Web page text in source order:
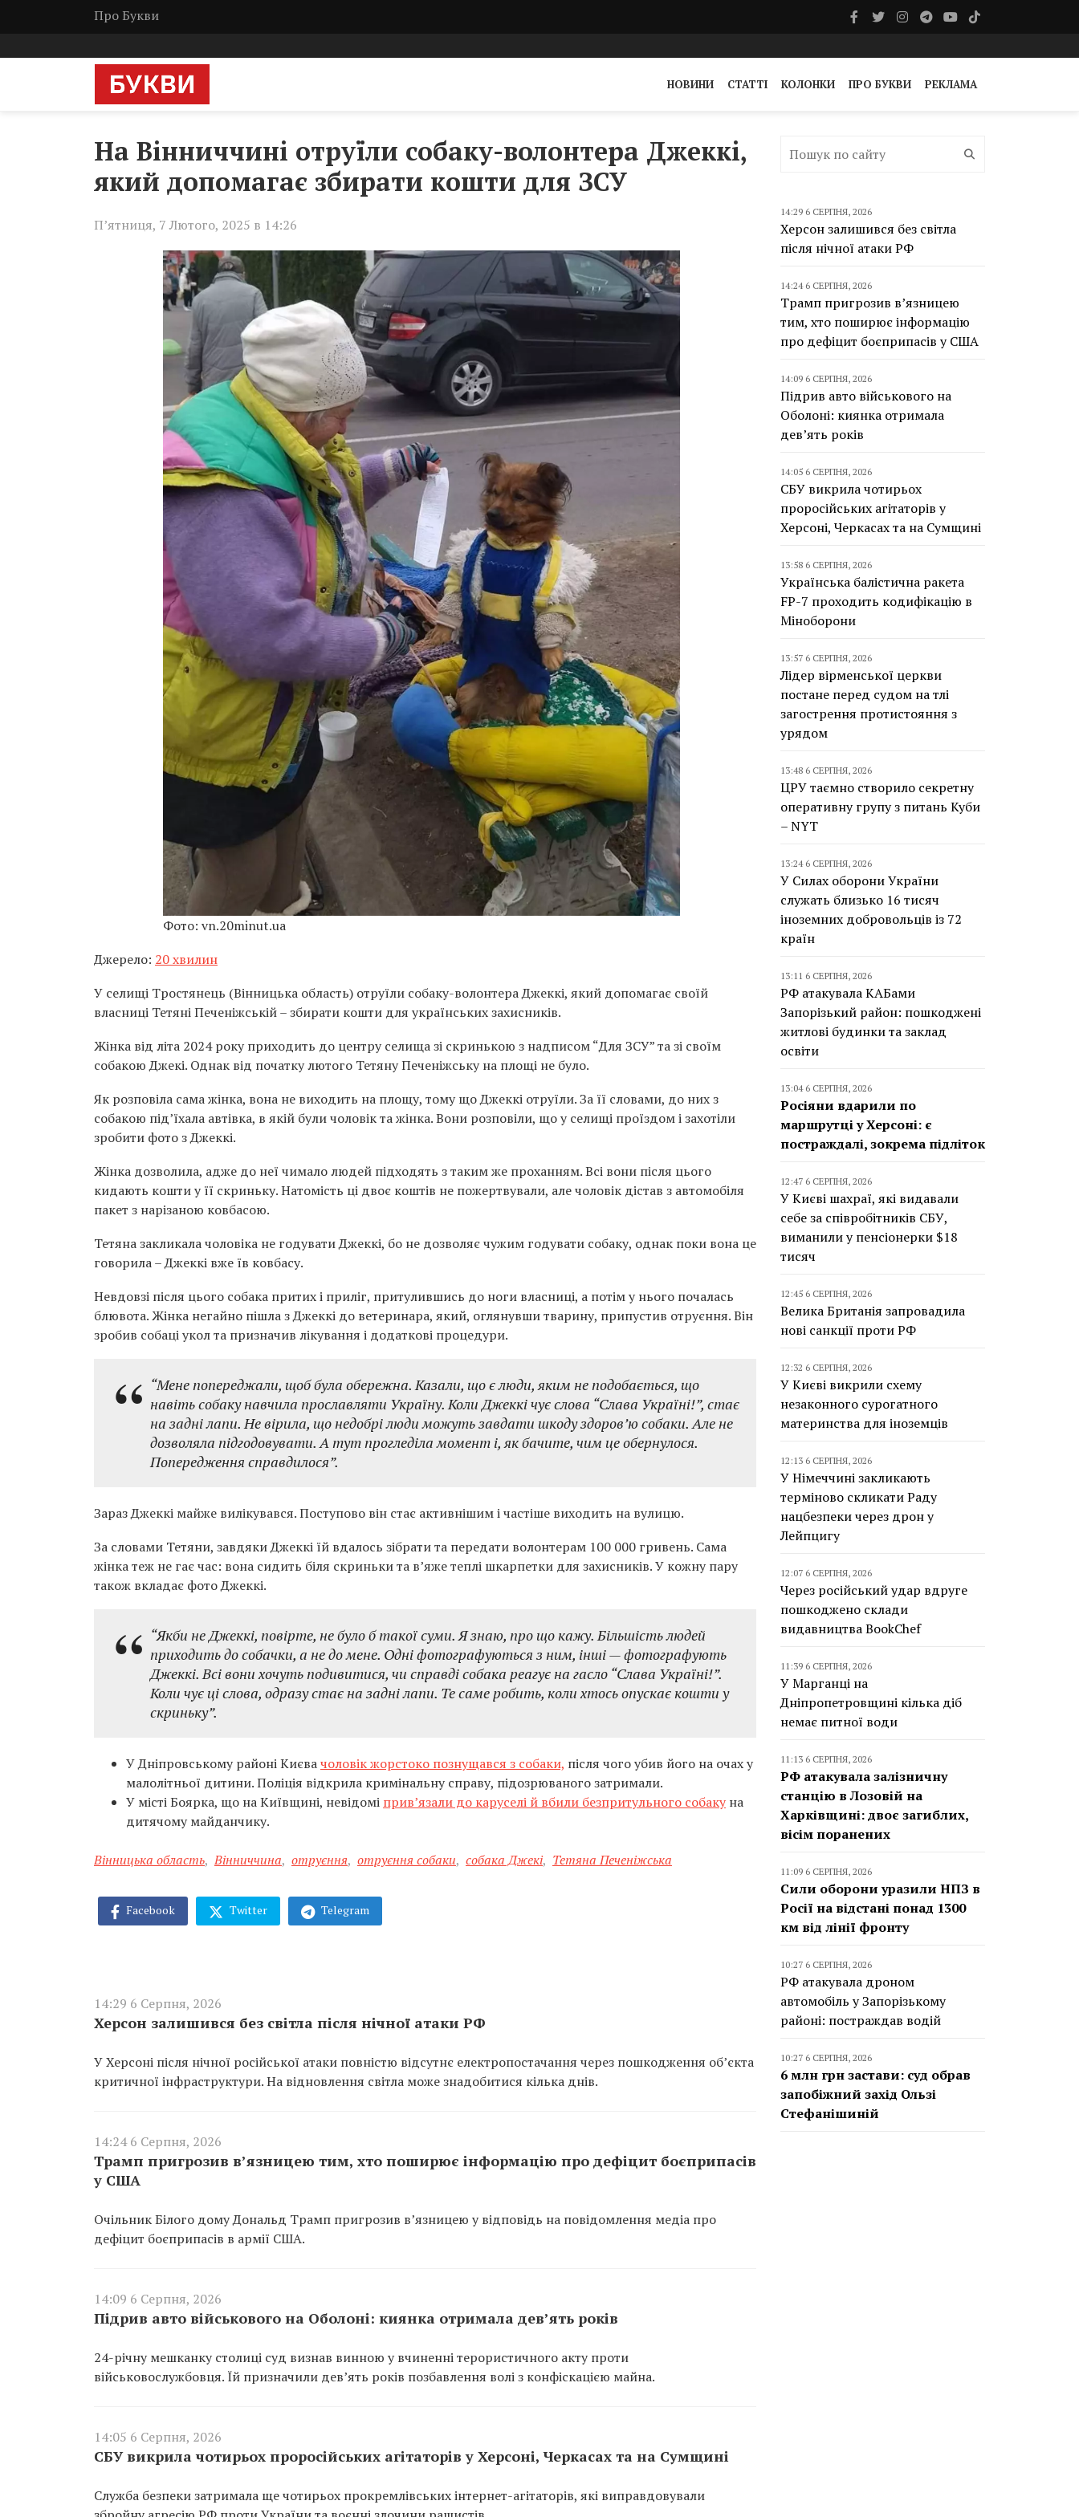
Про Букви
НОВИНИ СТАТТІ КОЛОНКИ ПРО БУКВИ РЕКЛАМА
На Вінниччині отруїли собаку-волонтера Джеккі,
який допомагає збирати кошти для ЗСУ
П’ятниця, 7 Лютого, 2025 в 14:26
Фото: vn.20minut.ua
Джерело: 20 хвилин
У селищі Тростянець (Вінницька область) отруїли собаку-волонтера Джеккі, який допомагає своїй
власниці Тетяні Печеніжській – збирати кошти для українських захисників.
Жінка від літа 2024 року приходить до центру селища зі скринькою з надписом “Для ЗСУ” та зі своїм
собакою Джекі. Однак від початку лютого Тетяну Печеніжську на площі не було.
Як розповіла сама жінка, вона не виходить на площу, тому що Джеккі отруїли. За її словами, до них з
собакою під’їхала автівка, в якій були чоловік та жінка. Вони розповіли, що у селищі проїздом і захотіли
зробити фото з Джеккі.
Жінка дозволила, адже до неї чимало людей підходять з таким же проханням. Всі вони після цього
кидають кошти у її скриньку. Натомість ці двоє коштів не пожертвували, але чоловік дістав з автомобіля
пакет з нарізаною ковбасою.
Тетяна закликала чоловіка не годувати Джеккі, бо не дозволяє чужим годувати собаку, однак поки вона це
говорила – Джеккі вже їв ковбасу.
Невдовзі після цього собака притих і приліг, притулившись до ноги власниці, а потім у нього почалась
блювота. Жінка негайно пішла з Джеккі до ветеринара, який, оглянувши тварину, припустив отруєння. Він
зробив собаці укол та призначив лікування і додаткові процедури.
“Мене попереджали, щоб була обережна. Казали, що є люди, яким не подобається, що
навіть собаку навчила прославляти Україну. Коли Джеккі чує слова “Слава Україні!”, стає
на задні лапи. Не вірила, що недобрі люди можуть завдати шкоду здоров’ю собаки. Але не
дозволяла підгодовувати. А тут прогледіла момент і, як бачите, чим це обернулося.
Попередження справдилося”.
Зараз Джеккі майже вилікувався. Поступово він стає активнішим і частіше виходить на вулицю.
За словами Тетяни, завдяки Джеккі їй вдалось зібрати та передати волонтерам 100 000 гривень. Сама
жінка теж не гає час: вона сидить біля скриньки та в’яже теплі шкарпетки для захисників. У кожну пару
також вкладає фото Джеккі.
“Якби не Джеккі, повірте, не було б такої суми. Я знаю, про що кажу. Більшість людей
приходить до собачки, а не до мене. Одні фотографуються з ним, інші — фотографують
Джеккі. Всі вони хочуть подивитися, чи справді собака реагує на гасло “Слава Україні!”.
Коли чує ці слова, одразу стає на задні лапи. Те саме робить, коли хтось опускає кошти у
скриньку”.
У Дніпровському районі Києвачоловік жорстоко познущався з собаки, після чого убив його на очах у
малолітньої дитини. Поліція відкрила кримінальну справу, підозрюваного затримали.
У місті Боярка, що на Київщині, невідомі прив’язали до каруселі й вбили безпритульного собаку на
дитячому майданчику.
Вінницька область, Вінниччина, отруєння, отруєння собаки, собака Джекі, Тетяна Печеніжська
Facebook Twitter Telegram
14:29 6 Серпня, 2026
Херсон залишився без світла після нічної атаки РФ
У Херсоні після нічної російської атаки повністю відсутнє електропостачання через пошкодження об’єкта
критичної інфраструктури. На відновлення світла може знадобитися кілька днів.
14:24 6 Серпня, 2026
Трамп пригрозив в’язницею тим, хто поширює інформацію про дефіцит боєприпасів
у США
Очільник Білого дому Дональд Трамп пригрозив в’язницею у відповідь на повідомлення медіа про
дефіцит боєприпасів в армії США.
14:09 6 Серпня, 2026
Підрив авто військового на Оболоні: киянка отримала дев’ять років
24-річну мешканку столиці суд визнав винною у вчиненні терористичного акту проти
військовослужбовця. Їй призначили дев’ять років позбавлення волі з конфіскацією майна.
14:05 6 Серпня, 2026
СБУ викрила чотирьох проросійських агітаторів у Херсоні, Черкасах та на Сумщині
Служба безпеки затримала ще чотирьох прокремлівських інтернет-агітаторів, які виправдовували
14:29 6 СЕРПНЯ, 2026
Херсон залишився без світла
після нічної атаки РФ
14:24 6 СЕРПНЯ, 2026
Трамп пригрозив в’язницею
тим, хто поширює інформацію
про дефіцит боєприпасів у США
14:09 6 СЕРПНЯ, 2026
Підрив авто військового на
Оболоні: киянка отримала
дев’ять років
14:05 6 СЕРПНЯ, 2026
СБУ викрила чотирьох
проросійських агітаторів у
Херсоні, Черкасах та на Сумщині
13:58 6 СЕРПНЯ, 2026
Українська балістична ракета
FP-7 проходить кодифікацію в
Міноборони
13:57 6 СЕРПНЯ, 2026
Лідер вірменської церкви
постане перед судом на тлі
загострення протистояння з
урядом
13:48 6 СЕРПНЯ, 2026
ЦРУ таємно створило секретну
оперативну групу з питань Куби
– NYT
13:24 6 СЕРПНЯ, 2026
У Силах оборони України
служать близько 16 тисяч
іноземних добровольців із 72
країн
13:11 6 СЕРПНЯ, 2026
РФ атакувала КАБами
Запорізький район: пошкоджені
житлові будинки та заклад
освіти
13:04 6 СЕРПНЯ, 2026
Росіяни вдарили по
маршрутці у Херсоні: є
постраждалі, зокрема підліток
12:47 6 СЕРПНЯ, 2026
У Києві шахраї, які видавали
себе за співробітників СБУ,
виманили у пенсіонерки $18
тисяч
12:45 6 СЕРПНЯ, 2026
Велика Британія запровадила
нові санкції проти РФ
12:32 6 СЕРПНЯ, 2026
У Києві викрили схему
незаконного сурогатного
материнства для іноземців
12:13 6 СЕРПНЯ, 2026
У Німеччині закликають
терміново скликати Раду
нацбезпеки через дрон у
Лейпцигу
12:07 6 СЕРПНЯ, 2026
Через російський удар вдруге
пошкоджено склади
видавництва BookChef
11:39 6 СЕРПНЯ, 2026
У Марганці на
Дніпропетровщині кілька діб
немає питної води
11:13 6 СЕРПНЯ, 2026
РФ атакувала залізничну
станцію в Лозовій на
Харківщині: двоє загиблих,
вісім поранених
11:09 6 СЕРПНЯ, 2026
Сили оборони уразили НПЗ в
Росії на відстані понад 1300
км від лінії фронту
10:27 6 СЕРПНЯ, 2026
РФ атакувала дроном
автомобіль у Запорізькому
районі: постраждав водій
10:27 6 СЕРПНЯ, 2026
6 млн грн застави: суд обрав
запобіжний захід Ользі
Стефанішиній